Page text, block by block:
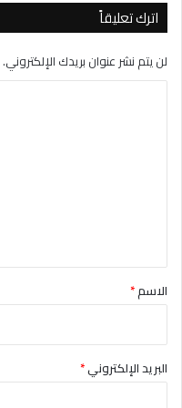
اترك تعليقاً
لن يتم نشر عنوان بريدك الإلكتروني.
*الاسم*
البريد الإلكتروني*